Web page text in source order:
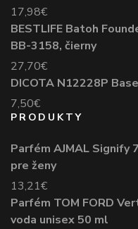
17,98€
BESTLIFE Batoh
BB-3158, čierny
27,70€
DICOTA N12228P
7,50€
PRODUKTY
Parfém AJMAL Signify
pre ženy
13,21€
Parfém TOM FORD
voda unisex 50 ml